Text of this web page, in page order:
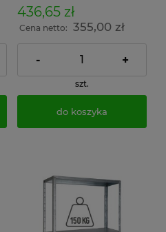
dokumenty w archiwum i
do magazynu
436,65 zł
Cena netto: 355,00 zł
- +
szt.
do koszyka